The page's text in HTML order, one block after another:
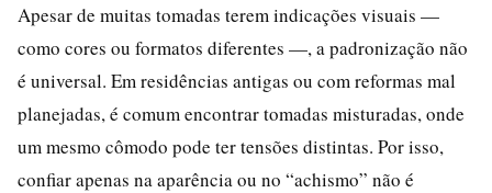
Apesar de muitas tomadas terem indicações visuais —
como cores ou formatos diferentes —, a padronização não
é universal. Em residências antigas ou com reformas mal
planejadas, é comum encontrar tomadas misturadas, onde
um mesmo cômodo pode ter tensões distintas. Por isso,
confiar apenas na aparência ou no “achismo” não é